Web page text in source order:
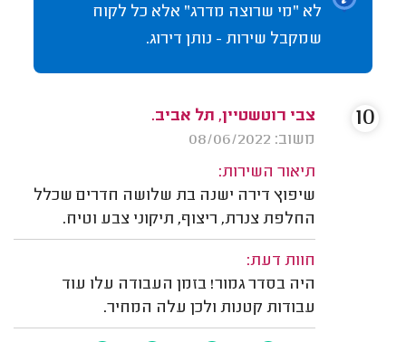
לא "מי שרוצה מדרג" אלא כל לקוח
שמקבל שירות - נותן דירוג.
צבי רוטשטיין, תל אביב.
משוב: 08/06/2022
תיאור השירות:
שיפוץ דירה ישנה בת שלושה חדרים שכלל
החלפת צנרת, ריצוף, תיקוני צבע וטיח.
חוות דעת:
היה בסדר גמור! בזמן העבודה עלו עוד
עבודות קטנות ולכן עלה המחיר.
10